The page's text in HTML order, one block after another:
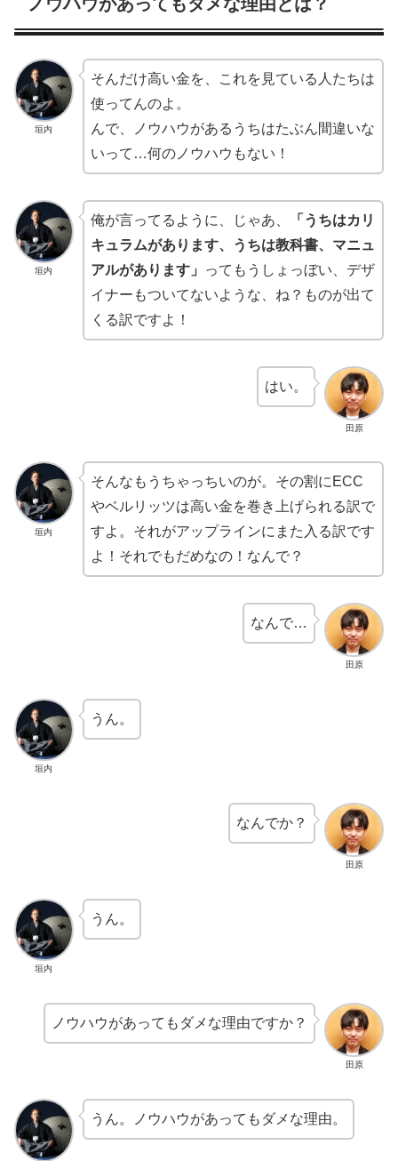
垣内
そんだけ高い金を、これを見ている人たちは
使ってんのよ。
んで、ノウハウがあるうちはたぶん間違いな
いって…何のノウハウもない！
垣内
俺が言ってるように、じゃあ、
「うちはカリ
キュラムがあります、うちは教科書、マニュ
アルがあります」
ってもうしょっぼい、デザ
イナーもついてないような、ね？ものが出て
くる訳ですよ！
田原
はい。
垣内
そんなもうちゃっちいのが。その割にECC
やベルリッツは高い金を巻き上げられる訳で
すよ。それがアップラインにまた入る訳です
よ！それでもだめなの！なんで？
田原
なんで…
垣内
うん。
田原
なんでか？
垣内
うん。
田原
ノウハウがあってもダメな理由ですか？
うん。ノウハウがあってもダメな理由。